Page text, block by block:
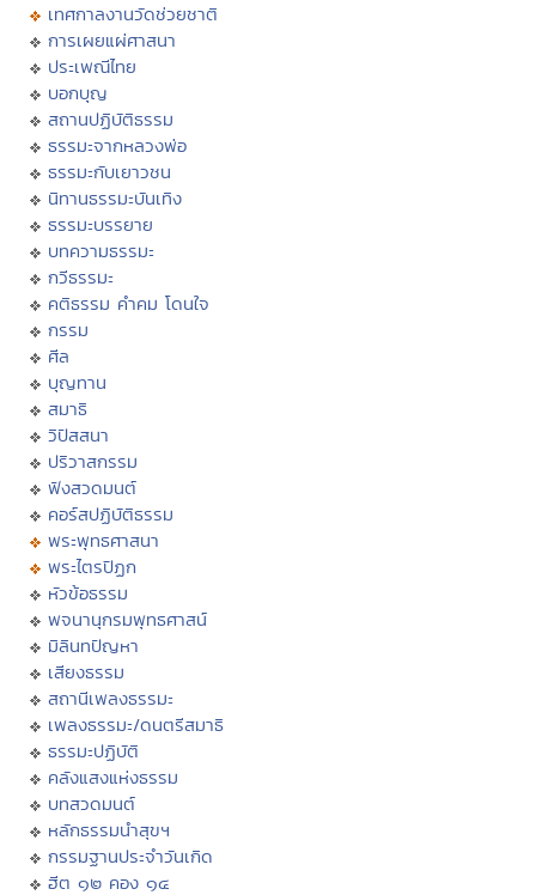
เทศกาลงานวัดช่วยชาติ
การเผยแผ่ศาสนา
ประเพณีไทย
บอกบุญ
สถานปฏิบัติธรรม
ธรรมะจากหลวงพ่อ
ธรรมะกับเยาวชน
นิทานธรรมะบันเทิง
ธรรมะบรรยาย
บทความธรรมะ
กวีธรรมะ
คติธรรม คำคม โดนใจ
กรรม
ศีล
บุญทาน
สมาธิ
วิปัสสนา
ปริวาสกรรม
ฟังสวดมนต์
คอร์สปฏิบัติธรรม
พระพุทธศาสนา
พระไตรปิฏก
หัวข้อธรรม
พจนานุกรมพุทธศาสน์
มิลินทปัญหา
เสียงธรรม
สถานีเพลงธรรมะ
เพลงธรรมะ/ดนตรีสมาธิ
ธรรมะปฏิบัติ
คลังแสงแห่งธรรม
บทสวดมนต์
หลักธรรมนำสุขฯ
กรรมฐานประจำวันเกิด
ฮีต ๑๒ คอง ๑๔